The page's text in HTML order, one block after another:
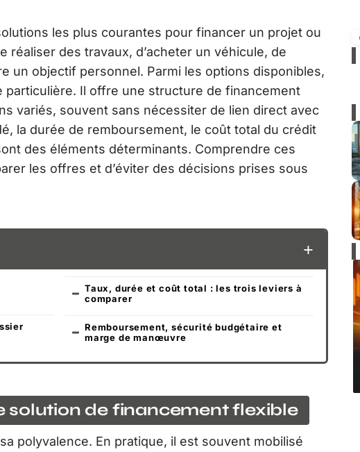
les plus courantes pour financer un projet ou
réaliser des travaux, d’acheter un véhicule, de
un objectif personnel. Parmi les options disponibles,
particulière. Il offre une structure de financement
variés, souvent sans nécessiter de lien direct avec
la durée de remboursement, le coût total du crédit
des éléments déterminants. Comprendre ces
les offres et d’éviter des décisions prises sous
Taux, durée et coût total : les trois leviers à
comparer
Remboursement, sécurité budgétaire et
marge de manœuvre
solution de financement flexible
polyvalence. En pratique, il est souvent mobilisé